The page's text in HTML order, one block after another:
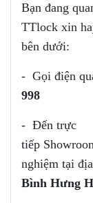
Bạn đang
TTlock xin
bên dưới:
- Gọi điện
998
- Đến trực
tiếp
nghiệm tại
Bình Hưng